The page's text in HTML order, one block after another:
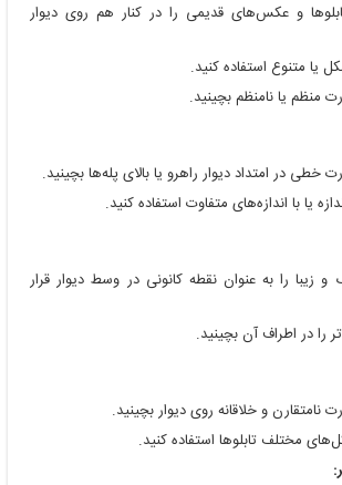
و عکس‌های قدیمی را در کنار هم روی دیوار
یا متنوع استفاده کنید.
منظم یا نامنظم بچینید.
خطی در امتداد دیوار راهرو یا بالای پله‌ها بچینید.
یا با اندازه‌های متفاوت استفاده کنید.
و زیبا را به عنوان نقطه کانونی در وسط دیوار قرار
را در اطراف آن بچینید.
نامتقارن و خلاقانه روی دیوار بچینید.
مختلف تابلوها استفاده کنید.